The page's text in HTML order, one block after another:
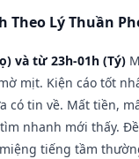
Theo Lý Thuần
và từ 23h-01h (Tý)
mịt. Kiện cáo tốt
có tin về. Mất tiền,
nhanh mới thấy.
tiếng tầm